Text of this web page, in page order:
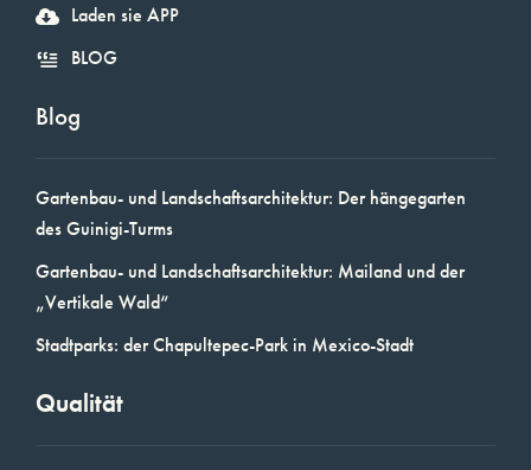
Laden sie APP
BLOG
Blog
Gartenbau- und Landschaftsarchitektur: Der hängegarten
des Guinigi-Turms
Gartenbau- und Landschaftsarchitektur: Mailand und der
„Vertikale Wald“
Stadtparks: der Chapultepec-Park in Mexico-Stadt
Qualität